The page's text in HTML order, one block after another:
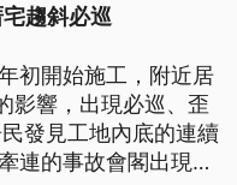
趨斜必巡
初開始施工，附近居
影響，出現必巡、歪
發見工地內底的連續
連的事故會閣出現。